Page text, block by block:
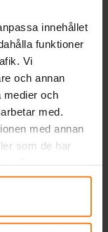
innehållet
funktioner
Vi
och annan
medier och
med.
med annan
som de har
- Mörkblå